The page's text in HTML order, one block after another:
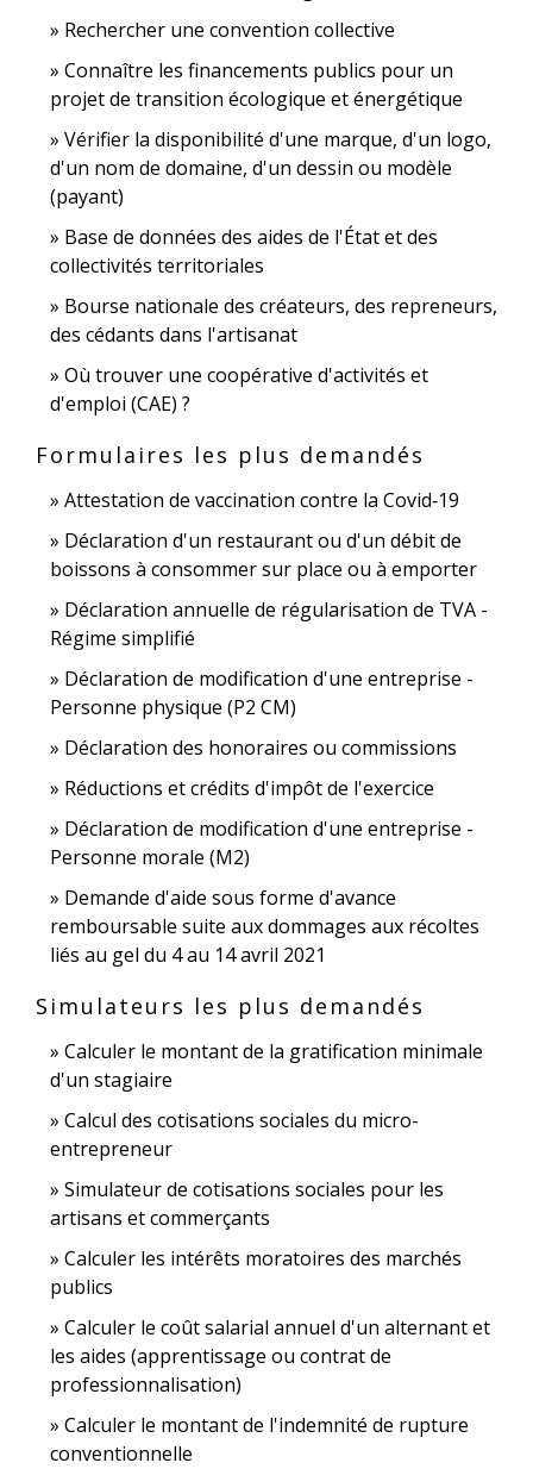
Rechercher une convention collective
Connaître les financements publics pour un
projet de transition écologique et énergétique
Vérifier la disponibilité d'une marque, d'un logo,
d'un nom de domaine, d'un dessin ou modèle
(payant)
Base de données des aides de l'État et des
collectivités territoriales
Bourse nationale des créateurs, des repreneurs,
des cédants dans l'artisanat
Où trouver une coopérative d'activités et
d'emploi (CAE) ?
Formulaires les plus demandés
Attestation de vaccination contre la Covid‑19
Déclaration d'un restaurant ou d'un débit de
boissons à consommer sur place ou à emporter
Déclaration annuelle de régularisation de TVA -
Régime simplifié
Déclaration de modification d'une entreprise -
Personne physique (P2 CM)
Déclaration des honoraires ou commissions
Réductions et crédits d'impôt de l'exercice
Déclaration de modification d'une entreprise -
Personne morale (M2)
Demande d'aide sous forme d'avance
remboursable suite aux dommages aux récoltes
liés au gel du 4 au 14 avril 2021
Simulateurs les plus demandés
Calculer le montant de la gratification minimale
d'un stagiaire
Calcul des cotisations sociales du micro-
entrepreneur
Simulateur de cotisations sociales pour les
artisans et commerçants
Calculer les intérêts moratoires des marchés
publics
Calculer le coût salarial annuel d'un alternant et
les aides (apprentissage ou contrat de
professionnalisation)
Calculer le montant de l'indemnité de rupture
conventionnelle